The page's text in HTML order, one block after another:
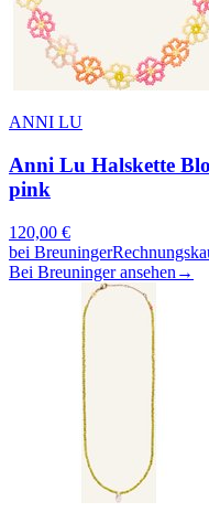
ANNI LU
Anni Lu Halskette
pink
120,00 €
bei Breuninger
Bei Breuninger ansehen →